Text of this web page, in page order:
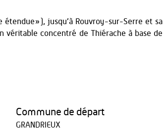
jusqu’à Rouvroy-sur-Serre et sa
concentré de Thiérache à base de
Commune de départ
GRANDRIEUX